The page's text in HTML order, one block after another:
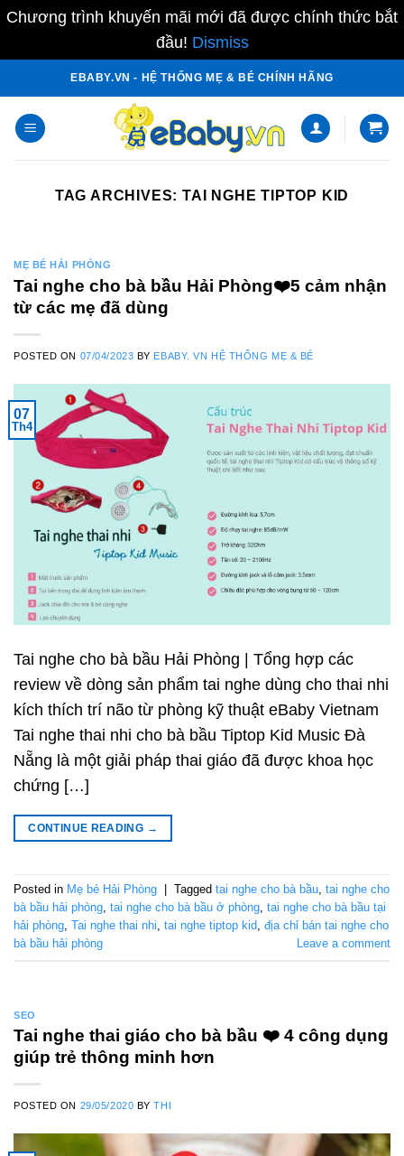
Chương trình khuyến mãi mới đã được chính thức bắt
đầu! Dismiss
content
EBABY.VN - HỆ THỐNG MẸ & BÉ CHÍNH HÃNG
TAG ARCHIVES: TAI NGHE TIPTOP KID
MẸ BÉ HẢI PHÒNG
Tai nghe cho bà bầu Hải Phòng❤️️5 cảm nhận
từ các mẹ đã dùng
POSTED ON 07/04/2023 BY EBABY. VN HỆ THỐNG MẸ & BÉ
07
Th4
Tai nghe cho bà bầu Hải Phòng | Tổng hợp các
review về dòng sản phẩm tai nghe dùng cho thai nhi
kích thích trí não từ phòng kỹ thuật eBaby Vietnam
Tai nghe thai nhi cho bà bầu Tiptop Kid Music Đà
Nẵng là một giải pháp thai giáo đã được khoa học
chứng […]
CONTINUE READING →
Posted in Mẹ bé Hải Phòng Tagged tai nghe cho bà bầu, tai nghe cho
bà bầu hải phòng, tai nghe cho bà bầu ở phòng, tai nghe cho bà bầu tại
hải phòng, Tai nghe thai nhi, tai nghe tiptop kid, địa chỉ bán tai nghe cho
bà bầu hải phòng
Leave a comment
SEO
Tai nghe thai giáo cho bà bầu ❤️️ 4 công dụng
giúp trẻ thông minh hơn
POSTED ON 29/05/2020 BYTHI